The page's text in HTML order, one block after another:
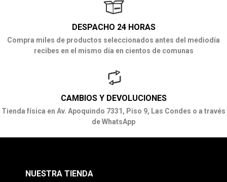
DESPACHO 24 HORAS
Compra miles de productos seleccionados antes del mediodía
recibes en el mismo día en cientos de comunas
CAMBIOS Y DEVOLUCIONES
Tienda física en Av. Apoquindo 7331, Piso 9, Las Condes o a través
de WhatsApp
NUESTRA TIENDA